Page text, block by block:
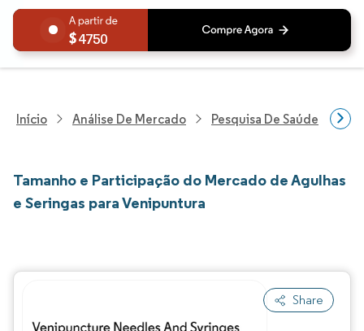
4750
Início Análise De Mercado Pesquisa De Saúde
Tamanho e Participação do Mercado de Agulhas
e Seringas para Venipuntura
Share